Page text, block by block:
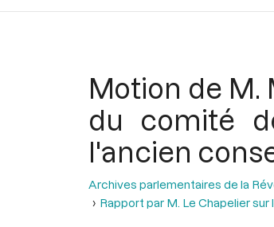
Motion de M.
du comité
l'ancien
Archives parlementaires de la
Rapport par M. Le Chapelier